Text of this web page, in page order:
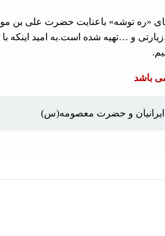
«ره توشه» باعنایت حضرت علی بن
و …تهیه شده است.به امید
باشد
ایرانیان و حضرت معصومه(س)